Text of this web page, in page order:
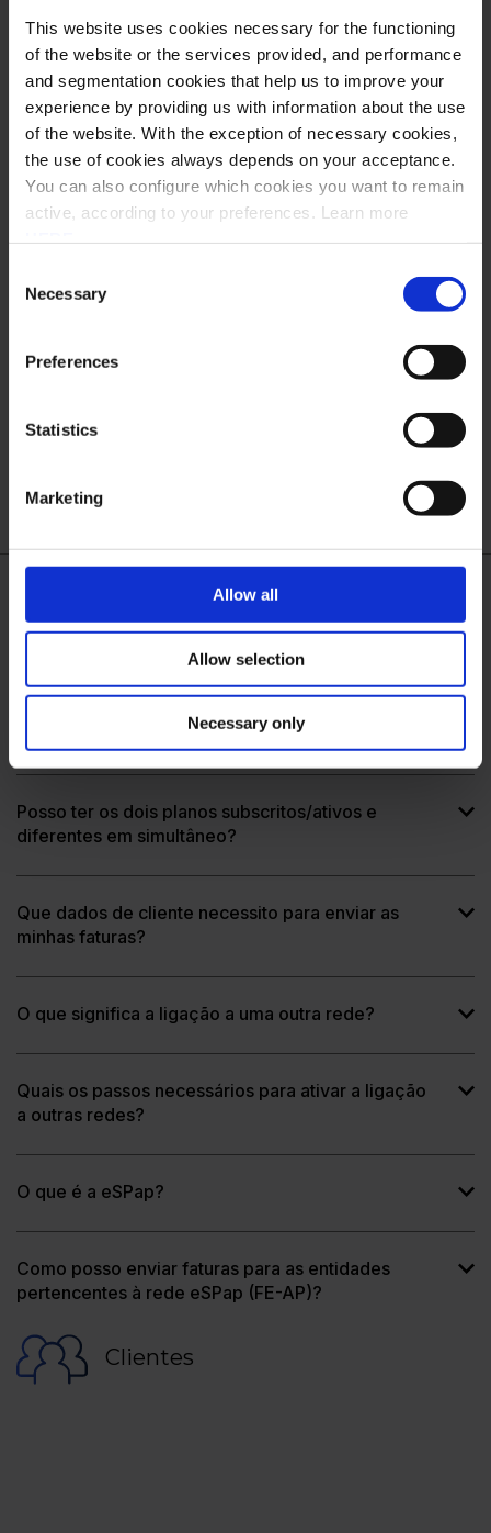
This website uses cookies necessary for the functioning
of the website or the services provided, and performance
and segmentation cookies that help us to improve your
experience by providing us with information about the use
of the website. With the exception of necessary cookies,
the use of cookies always depends on your acceptance.
You can also configure which cookies you want to remain
active, according to your preferences. Learn more
Selection
Necessary
Preferences
Statistics
Marketing
Allow all
Allow selection
Necessary only
software de faturação?
Como enviar faturas de forma manual?
Como é que os clientes podem receber os meus
documentos?
solução?
O saldo de documentos do mês corrente transita
Clientes
Quem são as entidades recetoras na Saphety
Posso enviar faturas a todos os meus clientes?
Posso ter os dois planos subscritos/ativos e
diferentes em simultâneo?
Que dados de cliente necessito para enviar as
minhas faturas?
O que significa a ligação a uma outra rede?
Quais os passos necessários para ativar a ligação
a outras redes?
O que é a eSPap?
Como posso enviar faturas para as entidades
pertencentes à rede eSPap (FE-AP)?